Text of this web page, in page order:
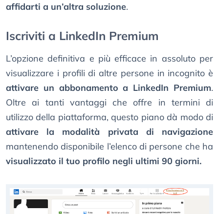
affidarti a un’altra soluzione.
Iscriviti a LinkedIn Premium
L’opzione definitiva e più efficace in assoluto per
visualizzare i profili di altre persone in incognito è
attivare un abbonamento a LinkedIn Premium.
Oltre ai tanti vantaggi che offre in termini di
utilizzo della piattaforma, questo piano dà modo di
attivare la modalità privata di navigazione
mantenendo disponibile l’elenco di persone che ha
visualizzato il tuo profilo negli ultimi 90 giorni.